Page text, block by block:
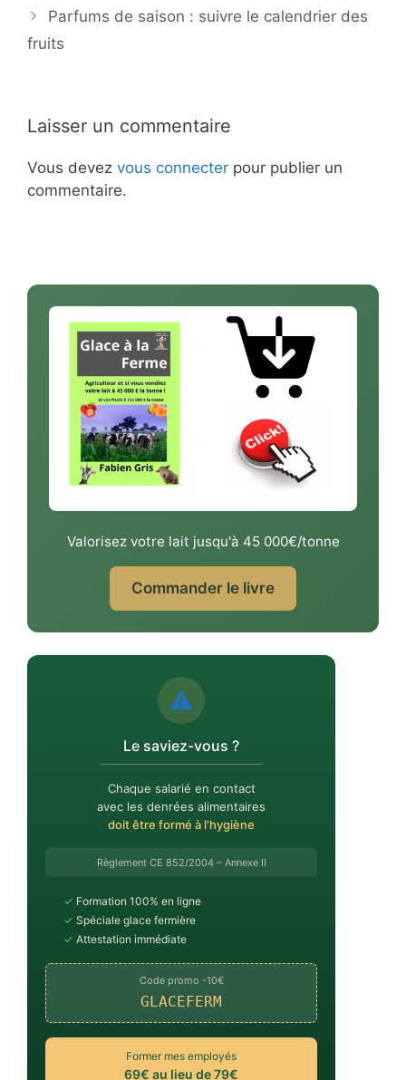
Parfums de saison : suivre le calendrier des
fruits
Laisser un commentaire
Vous devez vous connecter pour publier un
commentaire.
Valorisez votre lait jusqu'à 45 000€/tonne
Commander le livre
⚠️
Le saviez-vous ?
Chaque salarié en contact
avec les denrées alimentaires
doit être formé à l'hygiène
Règlement CE 852/2004 – Annexe II
✓ Formation 100% en ligne
✓ Spéciale glace fermière
✓ Attestation immédiate
Code promo -10€
GLACEFERM
Former mes employés
69€ au lieu de 79€